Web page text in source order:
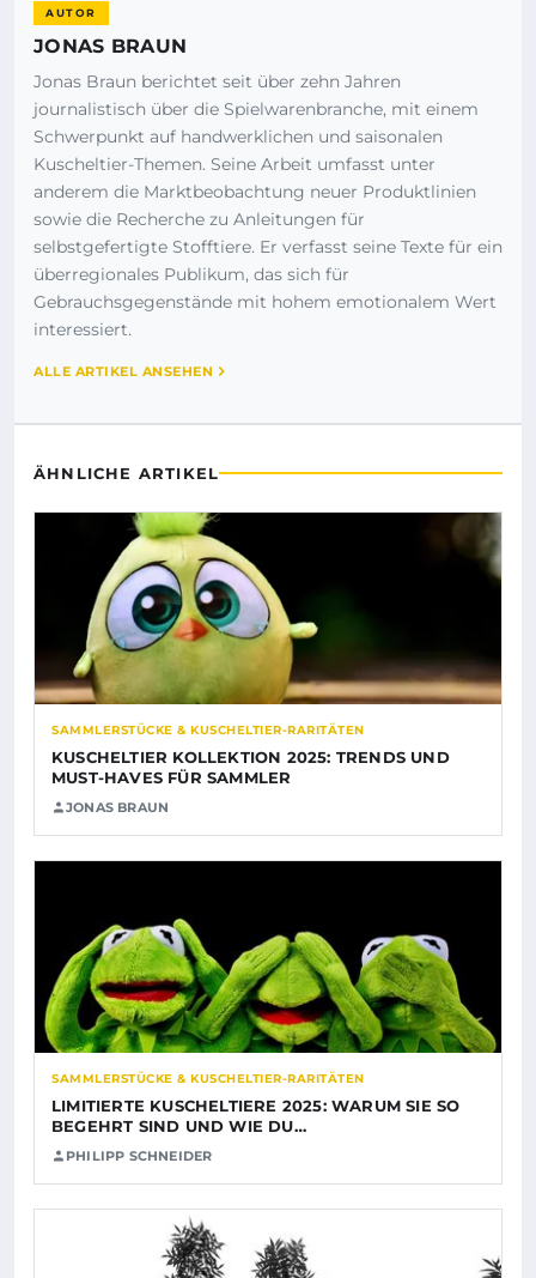
AUTOR
JONAS BRAUN
Jonas Braun berichtet seit über zehn Jahren
journalistisch über die Spielwarenbranche, mit einem
Schwerpunkt auf handwerklichen und saisonalen
Kuscheltier-Themen. Seine Arbeit umfasst unter
anderem die Marktbeobachtung neuer Produktlinien
sowie die Recherche zu Anleitungen für
selbstgefertigte Stofftiere. Er verfasst seine Texte für ein
überregionales Publikum, das sich für
Gebrauchsgegenstände mit hohem emotionalem Wert
interessiert.
ALLE ARTIKEL ANSEHEN
ÄHNLICHE ARTIKEL
SAMMLERSTÜCKE & KUSCHELTIER-RARITÄTEN
KUSCHELTIER KOLLEKTION 2025: TRENDS UND
MUST-HAVES FÜR SAMMLER
JONAS BRAUN
SAMMLERSTÜCKE & KUSCHELTIER-RARITÄTEN
LIMITIERTE KUSCHELTIERE 2025: WARUM SIE SO
BEGEHRT SIND UND WIE DU…
PHILIPP SCHNEIDER